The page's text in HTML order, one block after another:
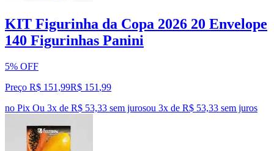
KIT Figurinha da Copa 2026 20 Envelope
140 Figurinhas Panini
5% OFF
Preço R$ 151,99R$ 151 ,99
no Pix Ou 3x de R$ 53,33 sem jurosou 3x de R$ 53,33 sem juros